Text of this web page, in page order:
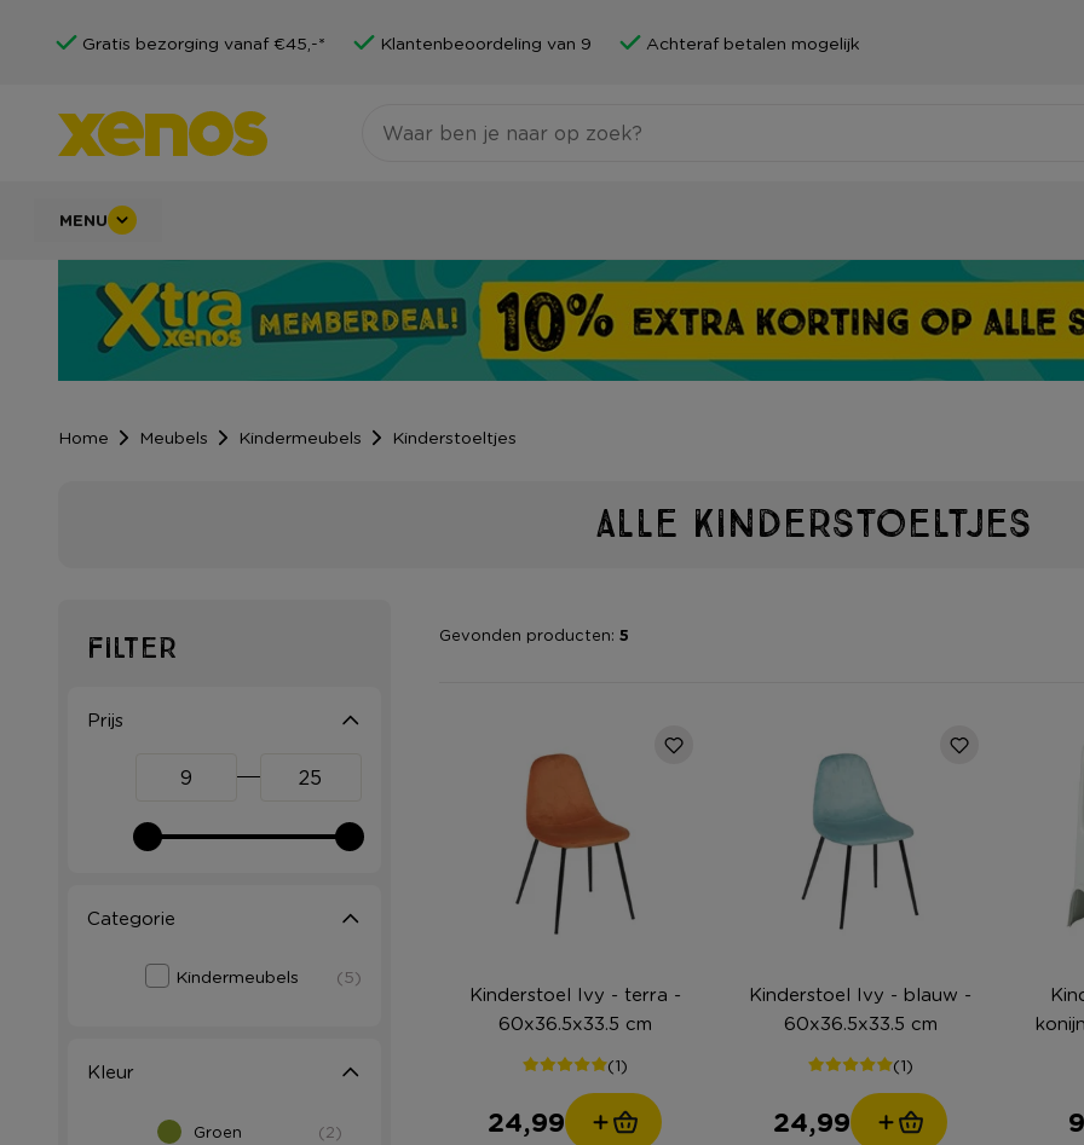
Gratis bezorging vanaf €45,-* Klantenbeoordeling van 9 Achteraf betalen mogelijk
MENU
Home Meubels Kindermeubels Kinderstoeltjes
Alle Kinderstoeltjes
Filter
Prijs
Categorie
Kindermeubels (5)
Kleur
Groen (2)
Gevonden producten: 5
Kinderstoel Ivy - terra -
60x36.5x33.5 cm
(1)
24,99
Kinderstoel Ivy - blauw -
60x36.5x33.5 cm
(1)
24,99